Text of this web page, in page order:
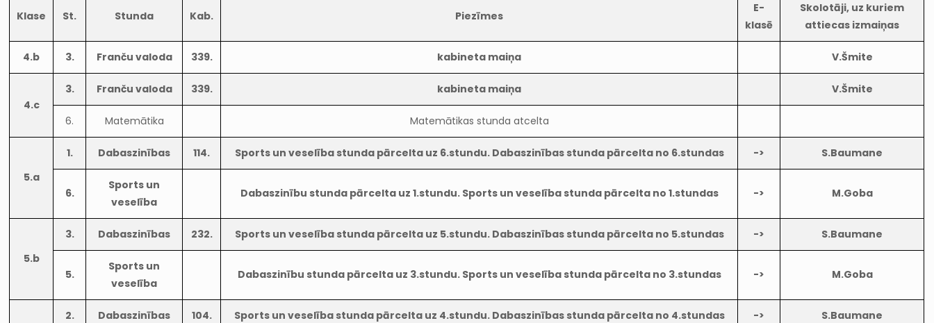
Klase St. Stunda Kab. Piezīmes
E-
klasē
Skolotāji, uz kuriem
attiecas izmaiņas
4.b 3. Franču valoda 339. kabineta maiņa V.Šmite
4.c
3. Franču valoda 339. kabineta maiņa V.Šmite
6. Matemātika Matemātikas stunda atcelta
5.a
1. Dabaszinības 114. Sports un veselība stunda pārcelta uz 6.stundu. Dabaszinības stunda pārcelta no 6.stundas -> S.Baumane
6.
Sports un
veselība
Dabaszinību stunda pārcelta uz 1.stundu. Sports un veselība stunda pārcelta no 1.stundas -> M.Goba
5.b
3. Dabaszinības 232. Sports un veselība stunda pārcelta uz 5.stundu. Dabaszinības stunda pārcelta no 5.stundas -> S.Baumane
5.
Sports un
veselība
Dabaszinību stunda pārcelta uz 3.stundu. Sports un veselība stunda pārcelta no 3.stundas -> M.Goba
2. Dabaszinības 104. Sports un veselība stunda pārcelta uz 4.stundu. Dabaszinības stunda pārcelta no 4.stundas -> S.Baumane